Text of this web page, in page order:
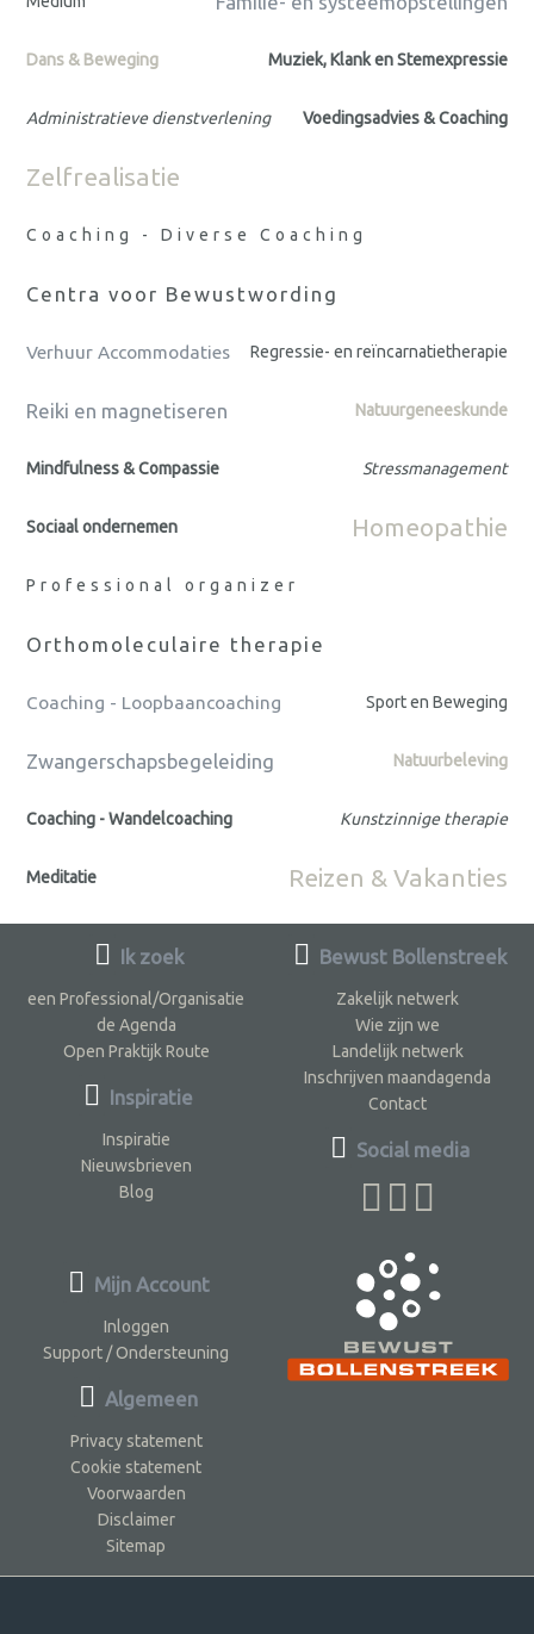
Dans & Beweging Muziek, Klank en Stemexpressie
Administratieve dienstverlening Voedingsadvies & Coaching
Zelfrealisatie
Coaching - Diverse Coaching
Centra voor Bewustwording
Verhuur Accommodaties Regressie- en reïncarnatietherapie
Reiki en magnetiseren Natuurgeneeskunde
Mindfulness & Compassie Stressmanagement
Sociaal ondernemen Homeopathie
Professional organizer
Orthomoleculaire therapie
Coaching - Loopbaancoaching Sport en Beweging
Zwangerschapsbegeleiding Natuurbeleving
Coaching - Wandelcoaching Kunstzinnige therapie
Meditatie Reizen & Vakanties
Ik zoek
een Professional/Organisatie
de Agenda
Open Praktijk Route
Inspiratie
Inspiratie
Nieuwsbrieven
Blog
Bewust Bollenstreek
Zakelijk netwerk
Wie zijn we
Landelijk netwerk
Inschrijven maandagenda
Contact
Social media
Mijn Account
Inloggen
Support / Ondersteuning
Algemeen
Privacy statement
Cookie statement
Voorwaarden
Disclaimer
Sitemap